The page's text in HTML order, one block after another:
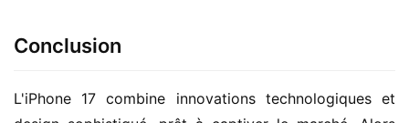
Conclusion
L'iPhone 17 combine innovations technologiques et